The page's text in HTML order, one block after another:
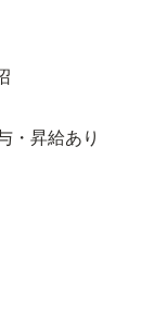
・昇給あり